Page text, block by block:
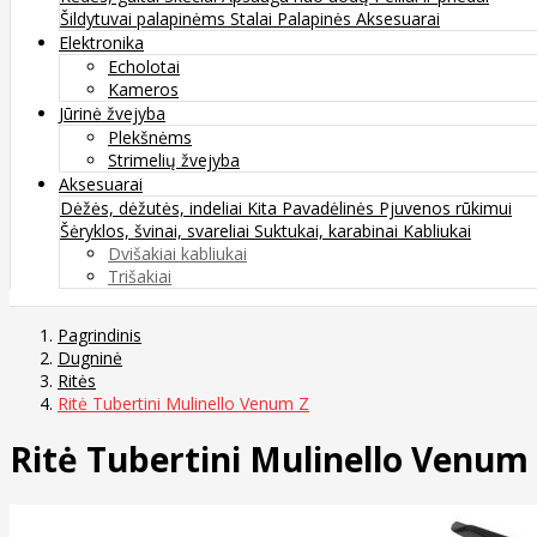
Šildytuvai palapinėms Stalai Palapinės Aksesuarai
Elektronika
Echolotai
Kameros
Jūrinė žvejyba
Plekšnėms
Strimelių žvejyba
Aksesuarai
Dėžės, dėžutės, indeliai Kita Pavadėlinės Pjuvenos rūkimui
Šėryklos, švinai, svareliai Suktukai, karabinai Kabliukai
Dvišakiai kabliukai
Trišakiai
Pagrindinis
Dugninė
Ritės
Ritė Tubertini Mulinello Venum Z
Ritė Tubertini Mulinello Venum